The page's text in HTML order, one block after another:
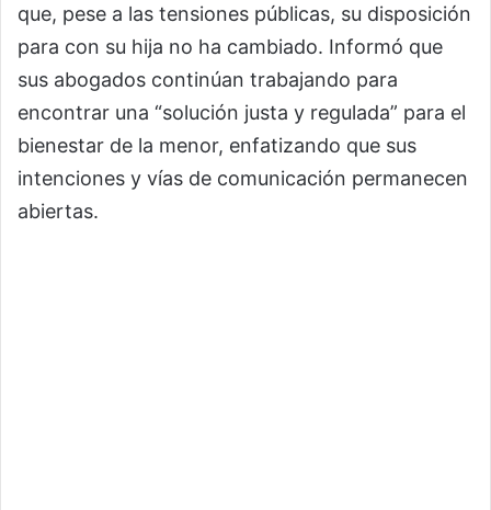
que, pese a las tensiones públicas, su disposición
para con su hija no ha cambiado. Informó que
sus abogados continúan trabajando para
encontrar una “solución justa y regulada” para el
bienestar de la menor, enfatizando que sus
intenciones y vías de comunicación permanecen
abiertas.